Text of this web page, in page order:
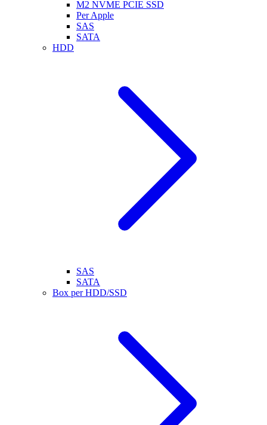
M2 NVME PCIE SSD
Per Apple
SAS
SATA
HDD
SAS
SATA
Box per HDD/SSD